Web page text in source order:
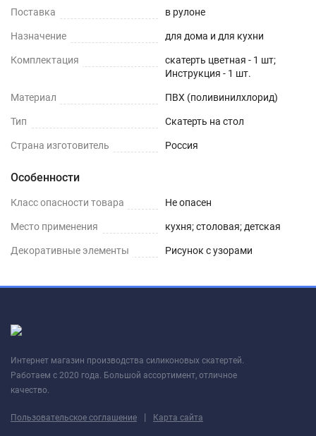
Поставка в рулоне
Назначение для дома и для кухни
Комплектация
скатерть цветная - 1 шт;
Инструкция - 1 шт.
Материал ПВХ (поливинилхлорид)
Тип Скатерть на стол
Страна изготовитель Россия
Особенности
Класс опасности товара Не опасен
Место применения кухня; столовая; детская
Декоративные элементы Рисунок с узорами
Интернет магазин производства силиконовых скатертей.
Работаем с 2020 года. Большой ассортимент, отличное
качество.
Пользовательское соглашение | Карта сайта